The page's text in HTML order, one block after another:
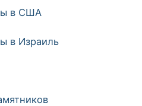
в США
в Израиль